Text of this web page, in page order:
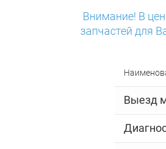
Внимание! В
запчастей для
Выезд